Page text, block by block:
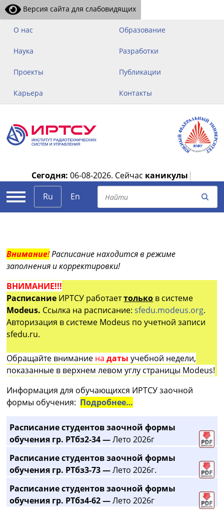
Версия сайта для слабовидящих
О нас Образование
Наука Разработки
Проекты Публикации
Карьера Контакты
Сегодня: 06-08-2026. Сейчас каникулы |
Ru
En
Внимание!Расписание находится в режиме
заполнения и корректировки!
ВНИМАНИЕ!!!
Расписание ИРТСУ работаеттолько в системе
Modeus. Ссылка на расписание:sfedu.modeus.org.
Авторизация в системе Modeus по учетной записи
sfedu.ru.
Обращайте внимание на датыучебной недели,
показанные в верхнем левом углу страницы Modeus!
Информация для обучающихся ИРТСУ заочной
формы обучения: Подробнее…
Расписание студентов заочной формы
обучения гр. РТбз2-34 —Лето 2026г
Расписание студентов заочной формы
обучения гр. РТбз3-73 —Лето 2026г.
Расписание студентов заочной формы
обучения гр. РТбз4-62 —Лето 2026г